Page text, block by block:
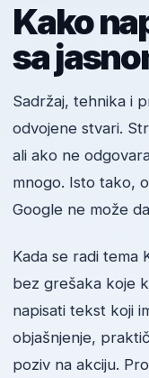
Kako
sa
Sadržaj, tehnika i
odvojene stvari.
ali ako ne
mnogo. Isto tako,
Google ne može
Kada se radi tema
bez grešaka koje
napisati tekst koji
objašnjenje,
poziv na akciju.